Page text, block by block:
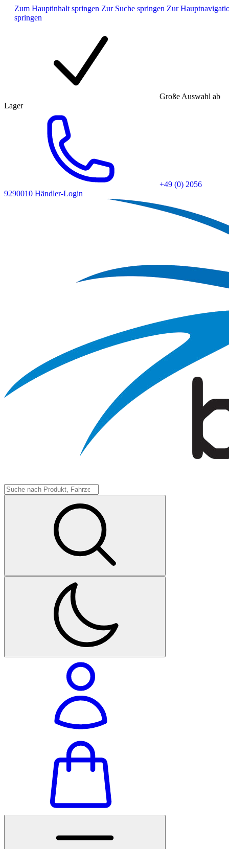
Zum Hauptinhalt springen Zur Suche springen Zur
springen
Große Auswahl ab
Lager
+49 (0) 2056
9290010 Händler-Login